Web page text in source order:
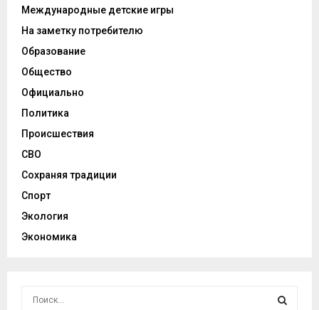
Международные детские игры
На заметку потребителю
Образование
Общество
Официально
Политика
Происшествия
СВО
Сохраняя традиции
Спорт
Экология
Экономика